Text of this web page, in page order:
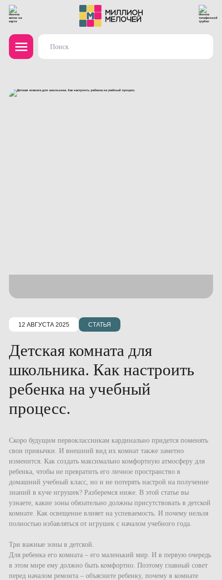
Детская комната для
школьника. Как настроить
ребенка на учебный
процесс.
12 АВГУСТА 2025 СТАТЬЯ
Скоро будущим первоклассникам кардинально придется поменять
свои привычки. И внешний вид их комнат также заметно
изменится. Как создать максимально комфортную атмосферу для
ребенка, чтобы не превратить его личное пространство в
домашний учебный класс, но и не потерять настрой на получение
знаний в куче игрушек? Разберемся ниже. В этой статье вы
узнаете, какие зоны обязательно должны присутствовать в детской
комнате. Как освещение влияет на успеваемость. И почему нельзя
полностью избавляться от игрушек с началом учебного года.
Три важные зоны в детской.
Для ребенка его комната – его маленький мир. И в первую очередь
в этом мире ему должно быть комфортно. Поэтому главный совет
перед началом ремонта – объясните ребенку, почему в комнате